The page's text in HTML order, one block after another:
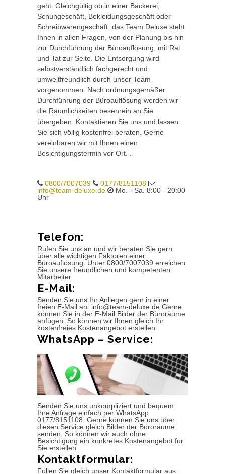
geht. Gleichgültig ob in einer Bäckerei,
Schuhgeschäft, Bekleidungsgeschäft oder
Schreibwarengeschäft, das Team Deluxe steht
Ihnen in allen Fragen, von der Planung bis hin
zur Durchführung der Büroauflösung, mit Rat
und Tat zur Seite. Die Entsorgung wird
selbstverständlich fachgerecht und
umweltfreundlich durch unser Team
vorgenommen. Nach ordnungsgemäßer
Durchführung der Büroauflösung werden wir
die Räumlichkeiten besenrein an Sie
übergeben. Kontaktieren Sie uns und lassen
Sie sich völlig kostenfrei beraten. Gerne
vereinbaren wir mit Ihnen einen
Besichtigungstermin vor Ort. .
0800/7007039
0177/8151108
info@team-deluxe.de
Mo. - Sa. 8:00 - 20:00
Uhr
Telefon:
Rufen Sie uns an und wir beraten Sie gern
über alle wichtigen Faktoren einer
Büroauflösung. Unter 0800/7007039 erreichen
Sie unsere freundlichen und kompetenten
Mitarbeiter.
E-Mail:
Senden Sie uns Ihr Anliegen gern in einer
freien E-Mail an: info@team-deluxe.de Gerne
können Sie in der E-Mail Bilder der Büroräume
anfügen. So können wir Ihnen gleich Ihr
kostenfreies Kostenangebot erstellen.
WhatsApp – Service:
Senden Sie uns unkompliziert und bequem
Ihre Anfrage einfach per WhatsApp
0177/8151108. Gerne können Sie uns über
diesen Service gleich Bilder der Büroräume
senden. So können wir auch ohne
Besichtigung ein konkretes Kostenangebot für
Sie erstellen.
Kontaktformular:
Füllen Sie gleich unser Kontaktformular aus.